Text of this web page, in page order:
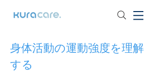
身体活動の運動強度を理解
する